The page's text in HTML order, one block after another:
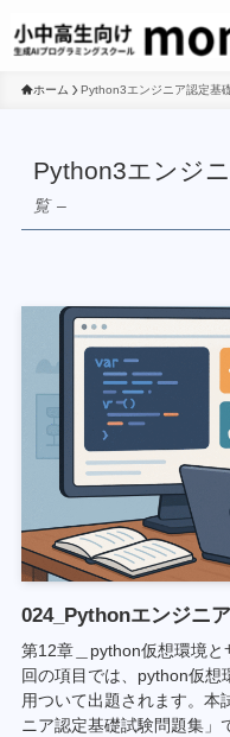
ホーム Python3エンジニア認定基
Python3エンジ
覧 –
024_Pythonエンジニ
第12章＿python仮想環境
回の項目では、python仮想
用ついて出題されます。本
ニア認定基礎試験問題集」